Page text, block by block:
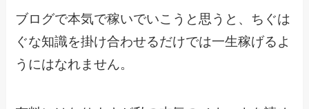
ブログで本気で稼いでいこうと思うと、ちぐは
ぐな知識を掛け合わせるだけでは一生稼げるよ
うにはなれません。